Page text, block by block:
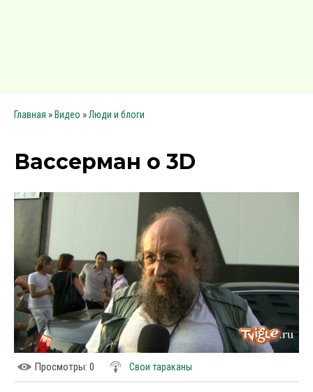
Главная » Видео »Люди и блоги
Вассерман о 3D
Просмотры: 0 Свои тараканы